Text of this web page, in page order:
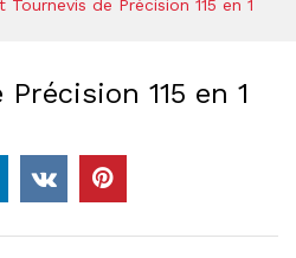
Tournevis de Précision 115 en 1
115 en 1